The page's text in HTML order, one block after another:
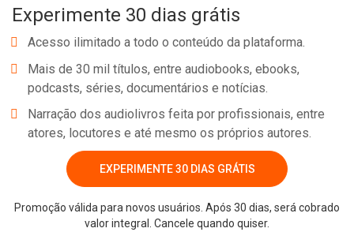
habitantes da cidadezinha e até mesmo sua tia, alguém que
parecia incapaz de ser feliz novamente.
Publicado em 1913, Pollyanna é um clássico da literatura
publicação. Foi adaptado para diversas mídias como filmes,
animações, peças de teatro e novelas.
Experimente 30 dias grátis
Acesso ilimitado a todo o conteúdo da plataforma.
Mais de 30 mil títulos, entre audiobooks, ebooks,
podcasts, séries, documentários e notícias.
Narração dos audiolivros feita por profissionais, entre
atores, locutores e até mesmo os próprios autores.
EXPERIMENTE 30 DIAS GRÁTIS
Promoção válida para novos usuários. Após 30 dias, será cobrado
valor integral. Cancele quando quiser.
Whatsapp Facebook Twitter E-mail